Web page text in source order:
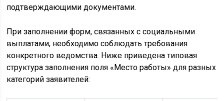
подтверждающими документами.
При заполнении форм, связанных с социальными
выплатами, необходимо соблюдать требования
конкретного ведомства. Ниже приведена типовая
структура заполнения поля «Место работы» для разных
категорий заявителей: